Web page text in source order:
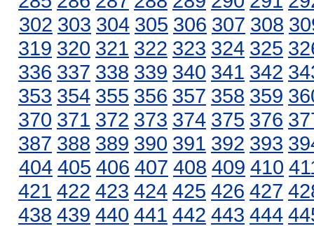
302 303 304 305 306 307 308
319 320 321 322 323 324 325
336 337 338 339 340 341 342
353 354 355 356 357 358 359
370 371 372 373 374 375 376
387 388 389 390 391 392 393
404 405 406 407 408 409 410
421 422 423 424 425 426 427
438 439 440 441 442 443 444